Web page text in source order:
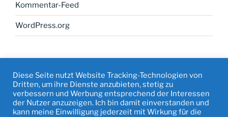
Kommentar-Feed
WordPress.org
FacebookInstagramMail
Datenschutz
&
Diese Seite nutzt Website Tracking-Technologien von
Dritten, um ihre Dienste anzubieten, stetig zu
verbessern und Werbung entsprechend der Interessen
der Nutzer anzuzeigen. Ich bin damit einverstanden und
kann meine Einwilligung jederzeit mit Wirkung für die